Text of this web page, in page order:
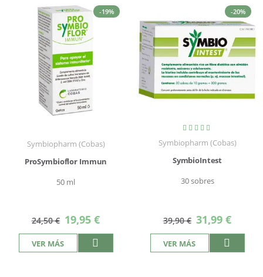
-19%
Symbiopharm (Cobas)
ProSymbioflor Immun
50 ml
24,50 € Precio
especial
19,95 €
VER MÁS
-20%
Valoración:
100%
Symbiopharm (Cobas)
SymbioIntest
30 sobres
39,90 € Precio
especial
31,99 €
VER MÁS